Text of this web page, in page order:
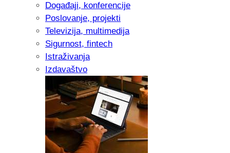
Događaji, konferencije
Poslovanje, projekti
Televizija, multimedija
Sigurnost, fintech
Istraživanja
Izdavaštvo